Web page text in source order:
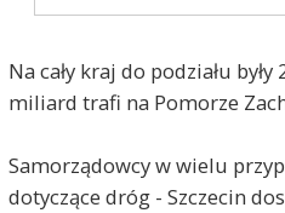
Na cały kraj do podziału
miliard trafi na Pomorze
Samorządowcy w wielu
dotyczące dróg - Szczecin